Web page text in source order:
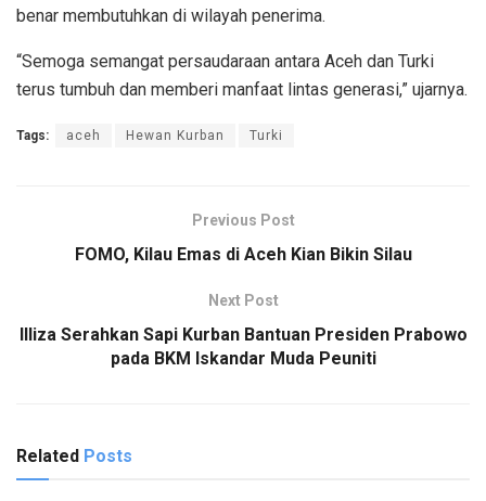
benar membutuhkan di wilayah penerima.
“Semoga semangat persaudaraan antara Aceh dan Turki
terus tumbuh dan memberi manfaat lintas generasi,” ujarnya.
Tags: aceh Hewan Kurban Turki
Previous Post
FOMO, Kilau Emas di Aceh Kian Bikin Silau
Next Post
Illiza Serahkan Sapi Kurban Bantuan Presiden Prabowo
pada BKM Iskandar Muda Peuniti
Related Posts